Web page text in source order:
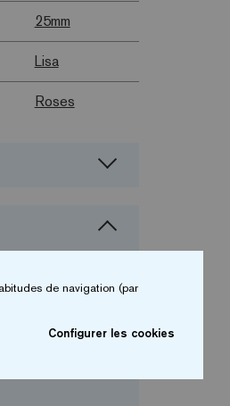
25mm
Lisa
Roses
de navigation (par
Configurer les cookies